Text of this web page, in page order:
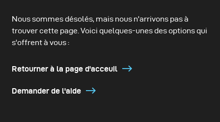
Nous sommes désolés, mais nous n'arrivons pas à
trouver cette page. Voici quelques-unes des options qui
s'offrent à vous :
Retourner à la page d'acceuil
Demander de l'aide